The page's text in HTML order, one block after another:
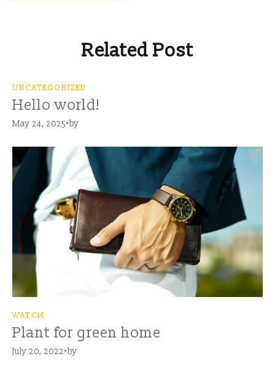
Related Post
UNCATEGORIZED
Hello world!
May 24, 2025 by
WATCH
Plant for green home
July 20, 2022 by